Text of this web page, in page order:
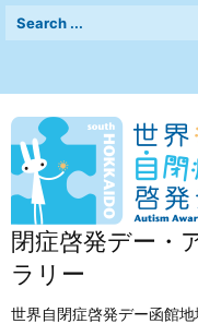
閉症啓発デー
ラリー
世界自閉症啓発デー函館